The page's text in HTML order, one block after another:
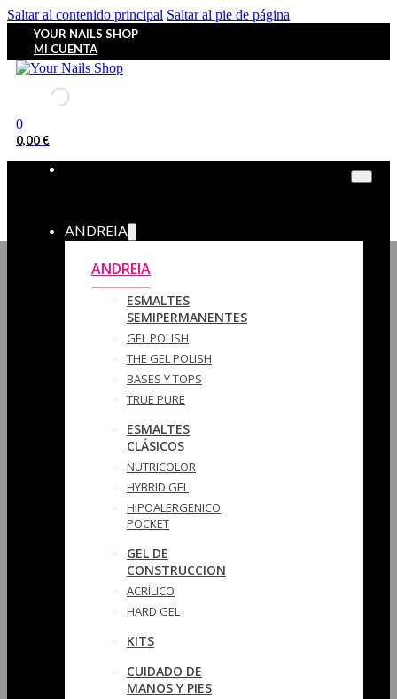
Saltar al contenido principal Saltar al pie de página
YOUR NAILS SHOP
MI CUENTA
0
0,00€
ANDREIA
ANDREIA
ESMALTES
SEMIPERMANENTES
GEL POLISH
THE GEL POLISH
BASES Y‎ TOPS
TRUE PURE
ESMALTES
CLÁSICOS
NUTRICOLOR
HYBRID GEL
HIPOALERGENICO
POCKET
GEL DE
CONSTRUCCION
ACRÍLICO
HARD GEL
KITS
CUIDADO DE
MANOS Y PIES